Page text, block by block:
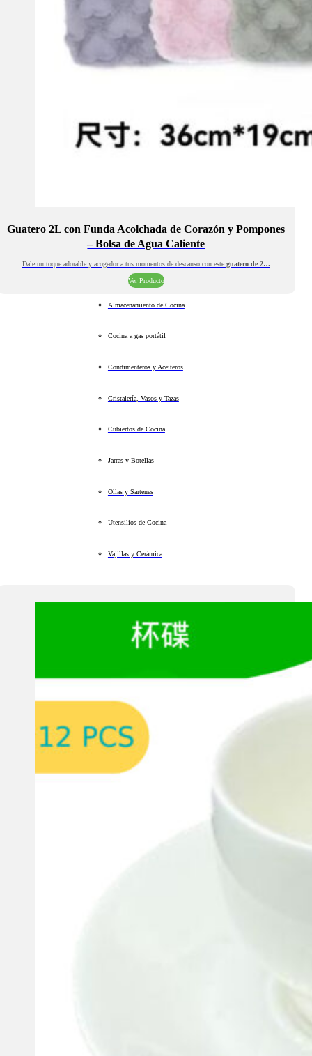
Guatero 2L con Funda Acolchada de Corazón y Pompones
– Bolsa de Agua Caliente
Dale un toque adorable y acogedor a tus momentos de descanso con este guatero de 2…
Ver Producto
Almacenamiento de Cocina
Cocina a gas portátil
Condimenteros y Aceiteros
Cristalería, Vasos y Tazas
Cubiertos de Cocina
Jarras y Botellas
Ollas y Sartenes
Utensilios de Cocina
Vajillas y Cerámica